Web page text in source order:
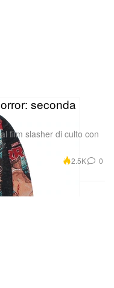
seconda
film slasher di culto con
2.5K 0